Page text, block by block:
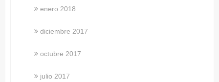
enero 2018
diciembre 2017
octubre 2017
julio 2017